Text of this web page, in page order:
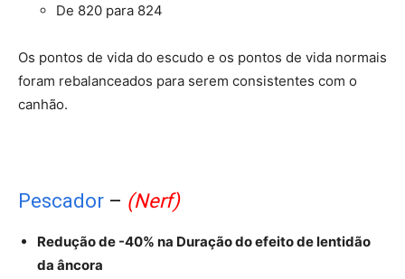
De 820 para 824
Os pontos de vida do escudo e os pontos de vida normais
foram rebalanceados para serem consistentes com o
canhão.
Pescador – (Nerf)
Redução de -40% na Duração do efeito de lentidão
da âncora